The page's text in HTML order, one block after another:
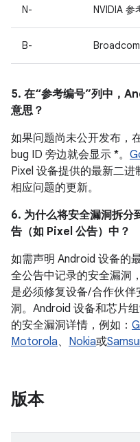
N- NVIDIA 参
B-
5. 在“参考编号”列中，
意思？
如果问题尚未公开发布，
bug ID 旁边就会显示 *。
Pixel 设备提供的最新二
相应问题的更新。
6. 为什么将安全漏洞拆分
告（如 Pixel 公告）中？
如需声明 Android 设备的
全公告中记录的安全漏洞
是必须修复设备/ 合作伙
洞。Android 设备和芯片
的安全漏洞详情，例如：
Motorola、 Nokia或
版本